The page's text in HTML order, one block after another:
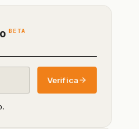
BETA
beta)
Verifica